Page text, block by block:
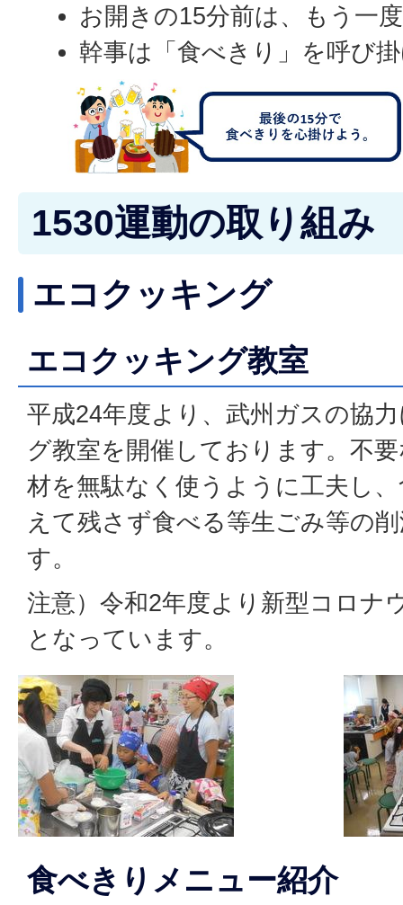
お開きの15分前は、もう一
幹事は「食べきり」を呼び
1530運動の取り組み
エコクッキング
エコクッキング教室
平成24年度より、武州ガスの協
グ教室を開催しております。不
材を無駄なく使うように工夫し
えて残さず食べる等生ごみ等の
す。
注意）令和2年度より新型コロナ
となっています。
食べきりメニュー紹介